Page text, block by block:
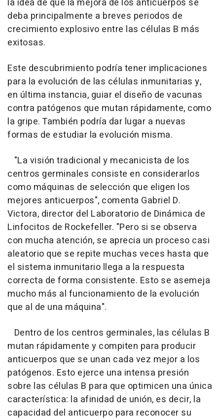
la idea de que la mejora de los anticuerpos se
deba principalmente a breves periodos de
crecimiento explosivo entre las células B más
exitosas.
Este descubrimiento podría tener implicaciones
para la evolución de las células inmunitarias y,
en última instancia, guiar el diseño de vacunas
contra patógenos que mutan rápidamente, como
la gripe. También podría dar lugar a nuevas
formas de estudiar la evolución misma.
"La visión tradicional y mecanicista de los
centros germinales consiste en considerarlos
como máquinas de selección que eligen los
mejores anticuerpos", comenta Gabriel D.
Victora, director del Laboratorio de Dinámica de
Linfocitos de Rockefeller. "Pero si se observa
con mucha atención, se aprecia un proceso casi
aleatorio que se repite muchas veces hasta que
el sistema inmunitario llega a la respuesta
correcta de forma consistente. Esto se asemeja
mucho más al funcionamiento de la evolución
que al de una máquina".
Dentro de los centros germinales, las células B
mutan rápidamente y compiten para producir
anticuerpos que se unan cada vez mejor a los
patógenos. Esto ejerce una intensa presión
sobre las células B para que optimicen una única
característica: la afinidad de unión, es decir, la
capacidad del anticuerpo para reconocer su